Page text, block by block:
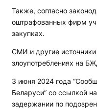
Также, согласно
оштрафованных фирм
закупках.
СМИ и другие источники
злоупотреблениях на
3 июня 2024 года
Беларуси” со ссылкой
задержании по